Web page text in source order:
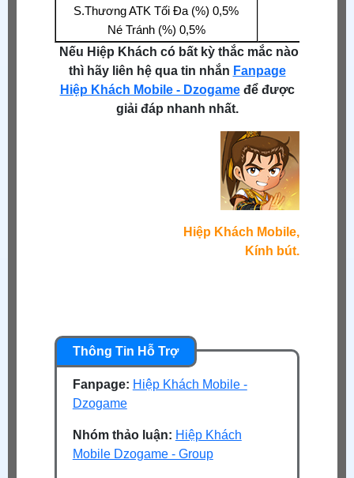
S.Thương ATK Tối Đa (%) 0,5%
Né Tránh (%) 0,5%
Nếu Hiệp Khách có bất kỳ thắc mắc nào
thì hãy liên hệ qua tin nhắn Fanpage
Hiệp Khách Mobile - Dzogameđể được
giải đáp nhanh nhất.
Hiệp Khách Mobile,
Kính bút.
Fanpage: Hiệp Khách Mobile -
Dzogame
Nhóm thảo luận: Hiệp Khách
Mobile Dzogame - Group